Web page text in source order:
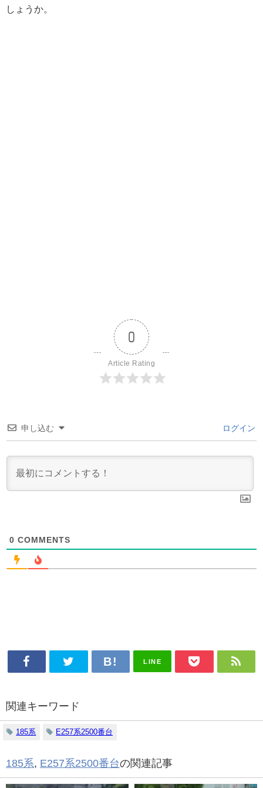
しょうか。
0
Article Rating
申し込む ログイン
0 COMMENTS
LINE
関連キーワード
185系 E257系2500番台
185系, E257系2500番台の関連記事